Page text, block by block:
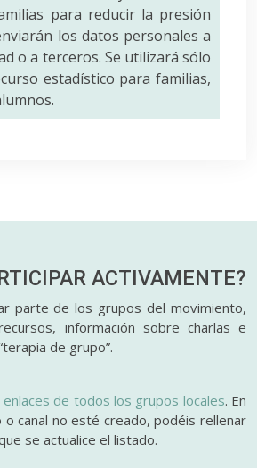
para reducir la presión
los datos personales a
o a terceros. Se utilizará sólo
estadístico para familias,
ACTIVAMENTE?
parte de los grupos del movimiento,
información sobre charlas e
de grupo”.
de todos los grupos locales. En
canal no esté creado, podéis rellenar
se actualice el listado.